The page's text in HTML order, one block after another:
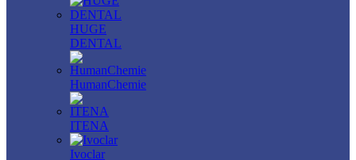
HUGE
DENTAL
HumanChemie
ITENA
Ivoclar